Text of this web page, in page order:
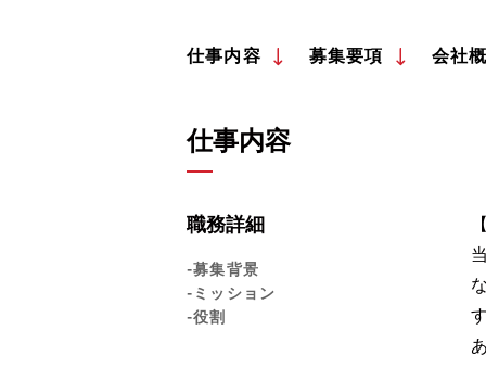
仕事内容 募集要項 会社
仕事内容
職務詳細
-募集背景
-ミッション
-役割